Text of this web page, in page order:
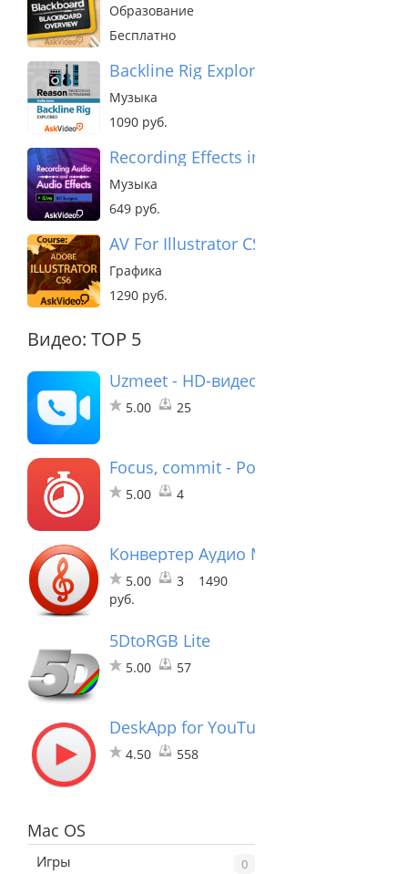
Образование
Бесплатно
Backline Rig Explored - Reason
Музыка
1090 руб.
Recording Effects in Live 9
Музыка
649 руб.
AV For Illustrator CS6
Графика
1290 руб.
Видео: TOP 5
Uzmeet - HD-видео встреча
5.00 25
Focus, commit - Pomodoro Timer
5.00 4
Конвертер Аудио Movavi
5.00 3
1490
руб.
5DtoRGB Lite
5.00 57
DeskApp for YouTube
4.50 558
Mac OS
0
Игры